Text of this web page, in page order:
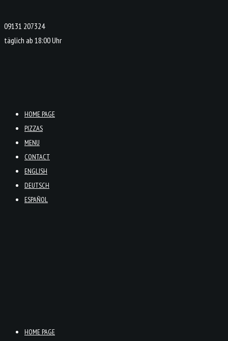
09131 207324
täglich ab 18:00 Uhr
HOME PAGE
PIZZAS
MENU
CONTACT
ENGLISH
DEUTSCH
ESPAÑOL
HOME PAGE